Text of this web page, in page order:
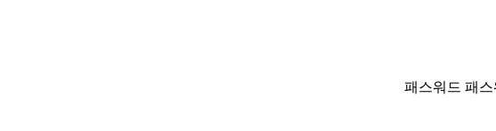
패스워드 패스